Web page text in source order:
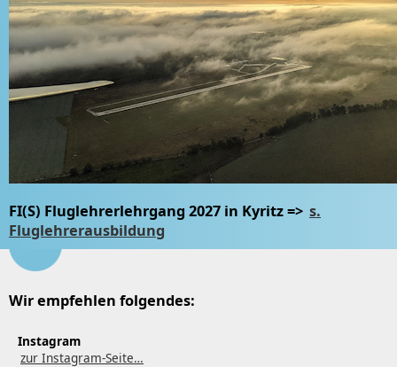
FI(S) Fluglehrerlehrgang 2027 in Kyritz => s.
Fluglehrerausbildung
Wir empfehlen folgendes:
Instagram
zur Instagram-Seite…